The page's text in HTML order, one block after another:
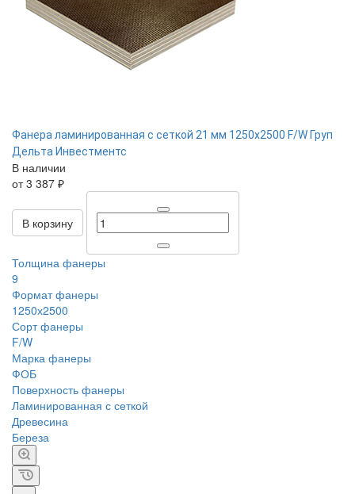
Фанера ламинированная с сеткой 21 мм 1250х2500 F/W Груп
Дельта Инвестментс
В наличии
от 3 387 ₽
В корзину
Толщина фанеры
9
Формат фанеры
1250х2500
Сорт фанеры
F/W
Марка фанеры
ФОБ
Поверхность фанеры
Ламинированная с сеткой
Древесина
Береза